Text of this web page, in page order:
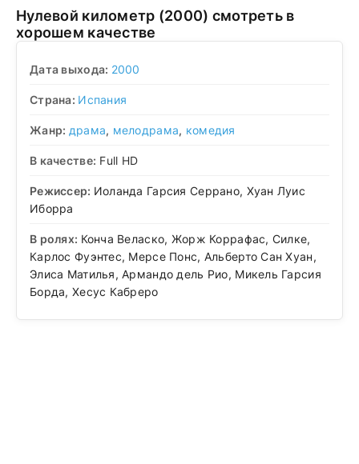
Нулевой километр (2000) смотреть в
хорошем качестве
Дата выхода: 2000
Страна: Испания
Жанр: драма, мелодрама, комедия
В качестве: Full HD
Режиссер: Иоланда Гарсия Серрано, Хуан Луис
Иборра
В ролях: Конча Веласко, Жорж Коррафас, Силке,
Карлос Фуэнтес, Мерсе Понс, Альберто Сан Хуан,
Элиса Матилья, Армандо дель Рио, Микель Гарсия
Борда, Хесус Кабреро